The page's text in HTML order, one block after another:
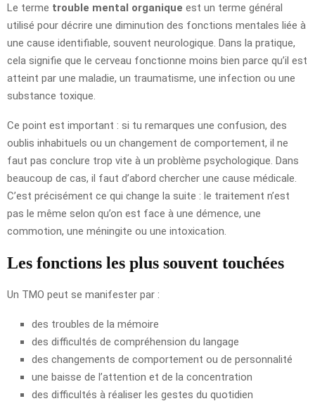
Le terme trouble mental organique est un terme général
utilisé pour décrire une diminution des fonctions mentales liée à
une cause identifiable, souvent neurologique. Dans la pratique,
cela signifie que le cerveau fonctionne moins bien parce qu’il est
atteint par une maladie, un traumatisme, une infection ou une
substance toxique.
Ce point est important : si tu remarques une confusion, des
oublis inhabituels ou un changement de comportement, il ne
faut pas conclure trop vite à un problème psychologique. Dans
beaucoup de cas, il faut d’abord chercher une cause médicale.
C’est précisément ce qui change la suite : le traitement n’est
pas le même selon qu’on est face à une démence, une
commotion, une méningite ou une intoxication.
Les fonctions les plus souvent touchées
Un TMO peut se manifester par :
des troubles de la mémoire
des difficultés de compréhension du langage
des changements de comportement ou de personnalité
une baisse de l’attention et de la concentration
des difficultés à réaliser les gestes du quotidien